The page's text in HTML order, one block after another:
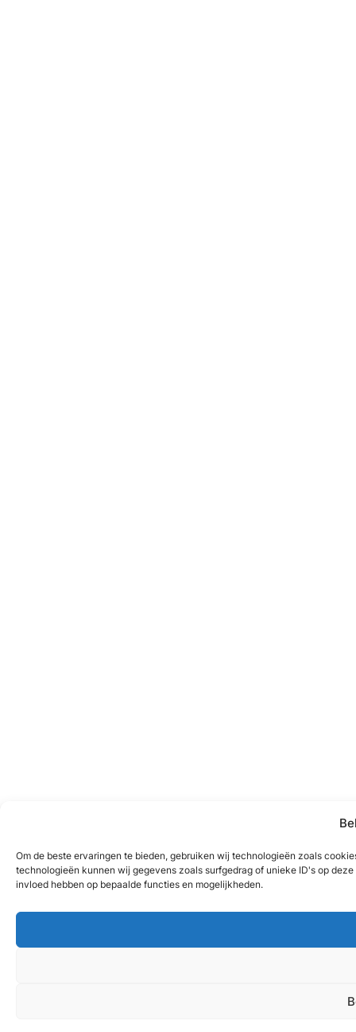
Om de beste ervaringen te bieden, gebruiken wij technologieën zoals
technologieën kunnen wij gegevens zoals surfgedrag of unieke ID's op
invloed hebben op bepaalde functies en mogelijkheden.